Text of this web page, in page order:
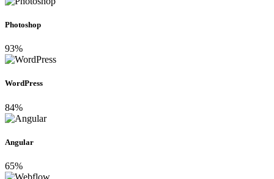
Photoshop
93%
WordPress
84%
Angular
65%